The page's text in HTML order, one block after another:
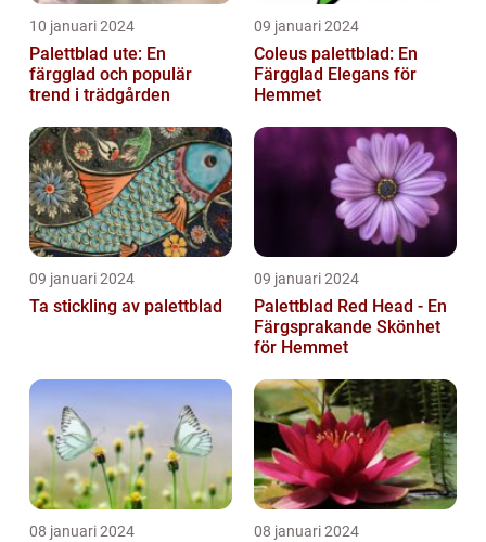
10 januari 2024
Palettblad ute: En
färgglad och populär
trend i trädgården
09 januari 2024
Coleus palettblad: En
Färgglad Elegans för
Hemmet
09 januari 2024
Ta stickling av palettblad
09 januari 2024
Palettblad Red Head - En
Färgsprakande Skönhet
för Hemmet
08 januari 2024 08 januari 2024